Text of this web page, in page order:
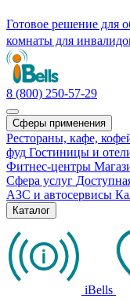
Готовое решение для
комнаты для
8 (800) 250-57-29
Сферы применения
Рестораны, кафе,
фуд Гостиницы и
Фитнес-центры
Сфера услуг
АЗС и автосервисы
Каталог
iBells